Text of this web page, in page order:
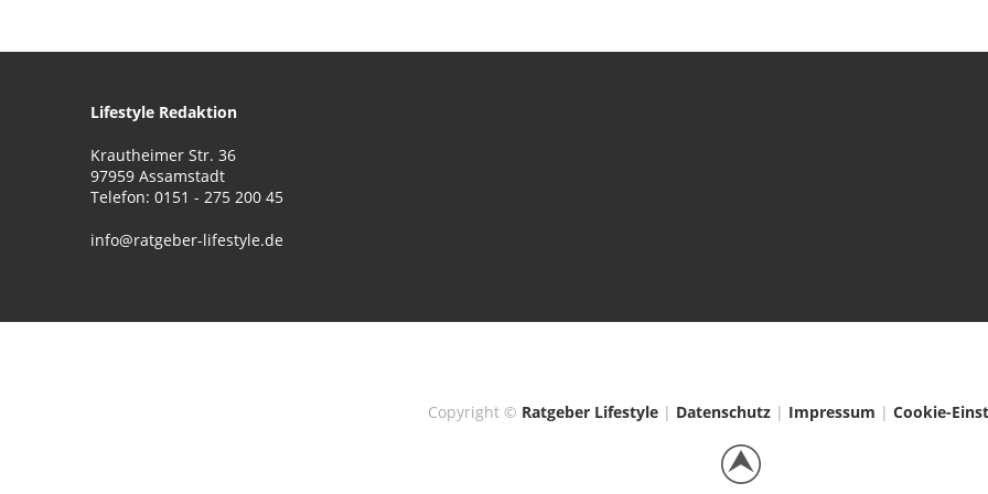
Lifestyle Redaktion
Krautheimer Str. 36
97959 Assamstadt
Telefon: 0151 - 275 200 45
info@ratgeber-lifestyle.de
Copyright © Ratgeber Lifestyle | Datenschutz | Impressum | Cookie-